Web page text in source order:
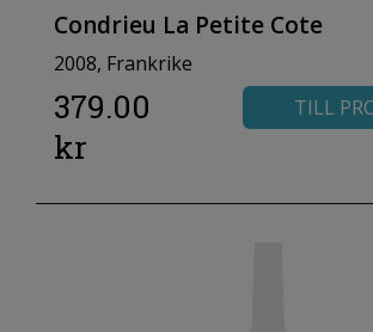
Condrieu La Petite Cote
2008, Frankrike
379.00
kr
TILL